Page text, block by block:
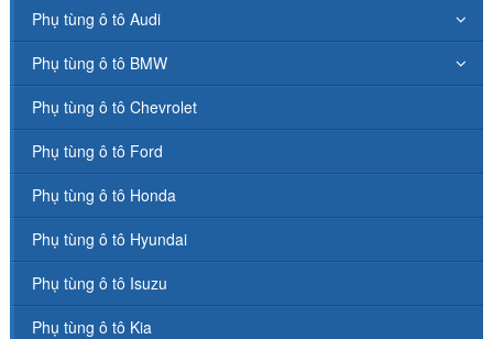
Phụ tùng ô tô Audi
Phụ tùng ô tô BMW
Phụ tùng ô tô Chevrolet
Phụ tùng ô tô Ford
Phụ tùng ô tô Honda
Phụ tùng ô tô Hyundai
Phụ tùng ô tô Isuzu
Phụ tùng ô tô Kia